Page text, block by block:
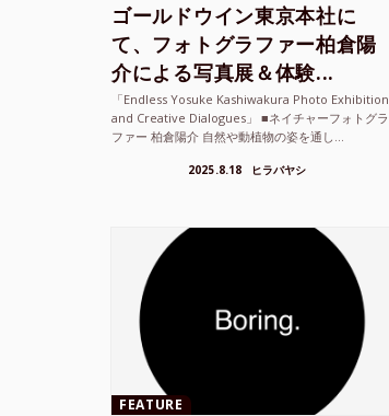
ゴールドウイン東京本社に
て、フォトグラファー柏倉陽
介による写真展＆体験...
「Endless Yosuke Kashiwakura Photo Exhibition
and Creative Dialogues」 ■ネイチャーフォトグラ
ファー 柏倉陽介 自然や動植物の姿を通し...
2025.8.18 ヒラバヤシ
FEATURE